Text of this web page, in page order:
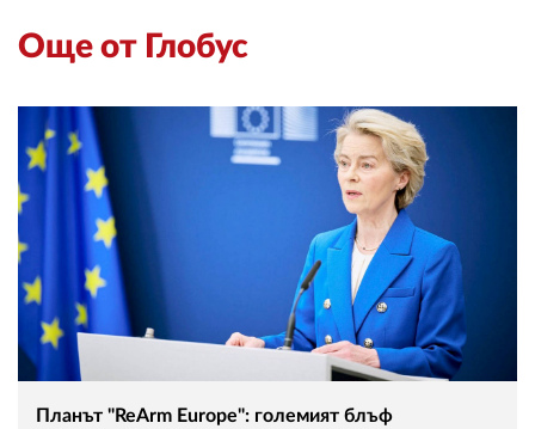
Още от Глобус
Планът "ReArm Europe": големият блъф